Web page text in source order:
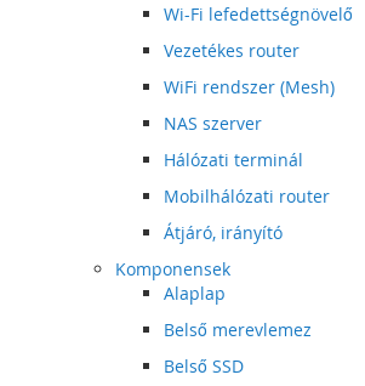
Wi-Fi lefedettségnövelő
Vezetékes router
WiFi rendszer (Mesh)
NAS szerver
Hálózati terminál
Mobilhálózati router
Átjáró, irányító
Komponensek
Alaplap
Belső merevlemez
Belső SSD